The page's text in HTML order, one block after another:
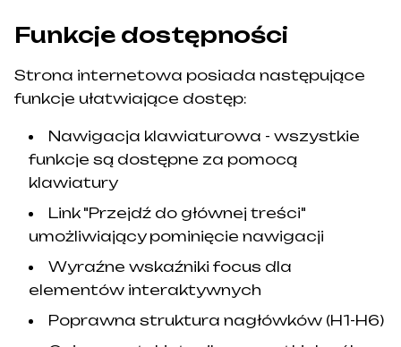
Funkcje dostępności
Strona internetowa posiada następujące
funkcje ułatwiające dostęp:
Nawigacja klawiaturowa - wszystkie
funkcje są dostępne za pomocą
klawiatury
Link "Przejdź do głównej treści"
umożliwiający pominięcie nawigacji
Wyraźne wskaźniki focus dla
elementów interaktywnych
Poprawna struktura nagłówków (H1-H6)